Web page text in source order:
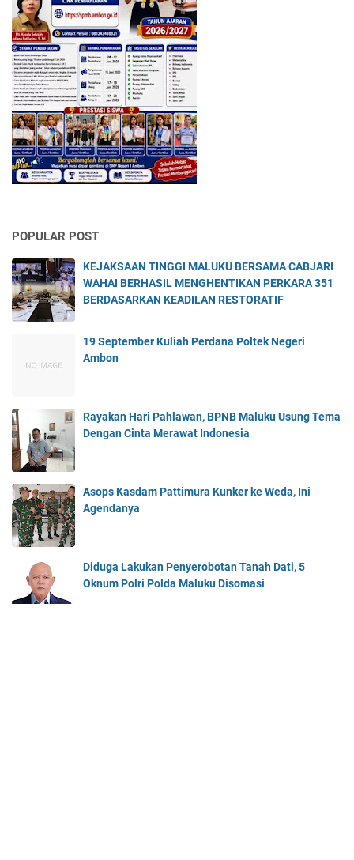
POPULAR POST
KEJAKSAAN TINGGI MALUKU BERSAMA CABJARI
WAHAI BERHASIL MENGHENTIKAN PERKARA 351
BERDASARKAN KEADILAN RESTORATIF
19 September Kuliah Perdana Poltek Negeri
Ambon
Rayakan Hari Pahlawan, BPNB Maluku Usung Tema
Dengan Cinta Merawat Indonesia
Asops Kasdam Pattimura Kunker ke Weda, Ini
Agendanya
Diduga Lakukan Penyerobotan Tanah Dati, 5
Oknum Polri Polda Maluku Disomasi